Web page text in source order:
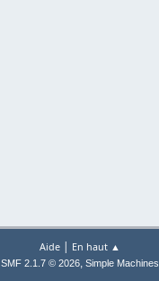
Aide | En haut ▲
SMF 2.1.7 © 2026, Simple Machines